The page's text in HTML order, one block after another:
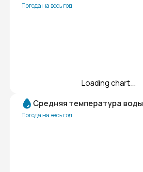
Погода на весь год
Loading chart...
Средняя температура воды
Погода на весь год